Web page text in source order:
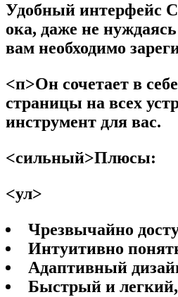
Удобный интерфейс
ока, даже не
вам необходимо
<п>Он сочетает в
страницы на всех
инструмент для вас.
<сильный>Плюсы:
<ул>
Чрезвычайно
Интуитивно
Адаптивный
Быстрый и легкий,